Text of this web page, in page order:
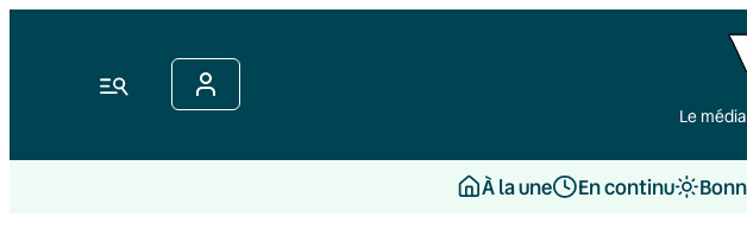
Menu
Le
À la une En continu